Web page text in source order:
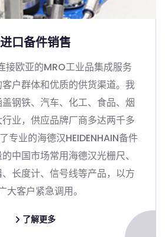
进口备件销售
接欧亚的MRO工业品集成服务
户群体和优质的供货渠道。我
钢铁、汽车、化工、食品、烟
业，供应品牌厂商多达两千多
专业的海德汉HEIDENHAIN备件
中国市场常用海德汉光栅尺、
长度计、信号线等产品，以方
大客户紧急调用。
了解更多